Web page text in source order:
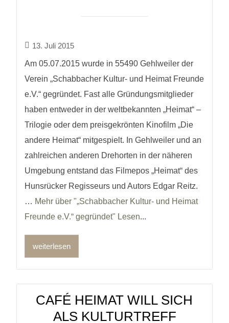
13. Juli 2015
Am 05.07.2015 wurde in 55490 Gehlweiler der
Verein „Schabbacher Kultur- und Heimat Freunde
e.V.“ gegründet. Fast alle Gründungsmitglieder
haben entweder in der weltbekannten „Heimat“ –
Trilogie oder dem preisgekrönten Kinofilm „Die
andere Heimat“ mitgespielt. In Gehlweiler und an
zahlreichen anderen Drehorten in der näheren
Umgebung entstand das Filmepos „Heimat“ des
Hunsrücker Regisseurs und Autors Edgar Reitz.
… Mehr über "„Schabbacher Kultur- und Heimat
Freunde e.V.“ gegründet" Lesen...
weiterlesen
CAFÉ HEIMAT WILL SICH
ALS KULTURTREFF